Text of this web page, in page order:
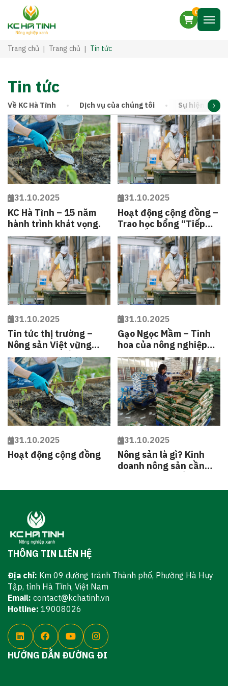
0
Trang chủ Trang chủ Tin tức
Tin tức
Về KC Hà Tĩnh Dịch vụ của chúng tôi Sự hiện diện
31.10.2025
KC Hà Tĩnh – 15 năm
hành trình khát vọng.
31.10.2025
Hoạt động cộng đồng –
Trao học bổng “Tiếp
sức đến trường” cùng
Câu lạc bộ Nghĩa tình
Quảng Trị
31.10.2025
Tin tức thị trường –
Nông sản Việt vững
vàng trước biến động
toàn cầu
31.10.2025
Gạo Ngọc Mầm – Tinh
hoa của nông nghiệp
sinh thái 4.0
31.10.2025
Hoạt động cộng đồng
31.10.2025
Nông sản là gì? Kinh
doanh nông sản cần
gì?
THÔNG TIN LIÊN HỆ
Địa chỉ: Km 09 đường tránh Thành phố, Phường Hà Huy
Tập, tỉnh Hà Tĩnh, Việt Nam
Email: contact@kchatinh.vn
Hotline: 19008026
HƯỚNG DẪN ĐƯỜNG ĐI